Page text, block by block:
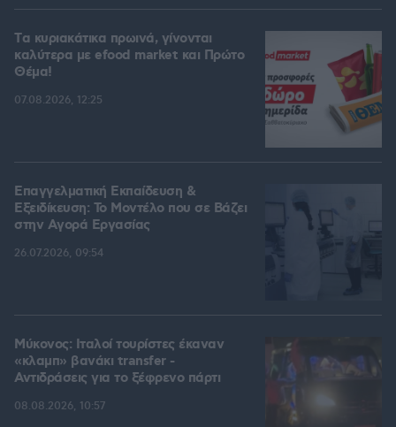
Tα κυριακάτικα πρωινά, γίνονται
καλύτερα με efood market και Πρώτο
Θέμα!
07.08.2026, 12:25
Επαγγελματική Εκπαίδευση &
Εξειδίκευση: Το Mοντέλο που σε Bάζει
στην Aγορά Eργασίας
26.07.2026, 09:54
Μύκονος: Ιταλοί τουρίστες έκαναν
«κλαμπ» βανάκι transfer -
Αντιδράσεις για το ξέφρενο πάρτι
08.08.2026, 10:57